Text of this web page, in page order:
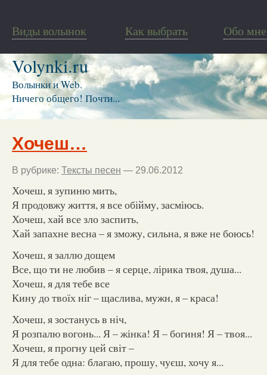
Виды волынок Как выбрать Обо мне
Volynki.ru
Волынки и Web.
Ничего общего! Почти...
Хочеш…
В рубрике: Тексты песен — 29.06.2012
Хочеш, я зупиню мить,
Я продовжу життя, я все обійму, засміюсь.
Хочеш, хай все зло заспить,
Хай запахне весна – я зможу, сильна, я вже не боюсь!
Хочеш, я заллю дощем
Все, що ти не любив – я серце, лірика твоя, душа...
Хочеш, я для тебе все
Кину до твоїх ніг – щаслива, мужн, я – краса!
Хочеш, я зостанусь в ніч,
Я розпалю вогонь... Я – жінка! Я – богиня! Я – твоя...
Хочеш, я прогну цей світ –
Я для тебе одна: благаю, прошу, чуєш, хочу я...